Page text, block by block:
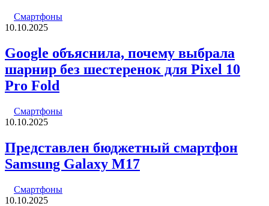
Смартфоны
10.10.2025
Google объяснила, почему выбрала
шарнир без шестеренок для Pixel 10
Pro Fold
Смартфоны
10.10.2025
Представлен бюджетный смартфон
Samsung Galaxy M17
Смартфоны
10.10.2025